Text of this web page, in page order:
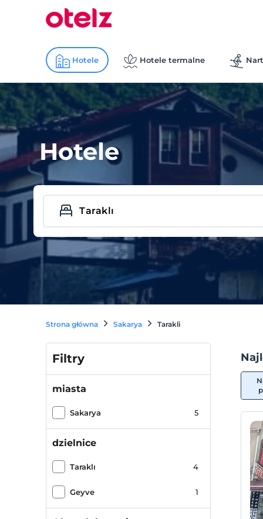
Hotele Hotele termalne
Hotele
Strona główna Sakarya Tarakli
Filtry
miasta
Sakarya 5
dzielnice
Taraklı 4
Geyve 1